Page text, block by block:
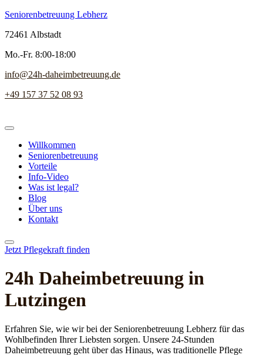
Seniorenbetreuung Lebherz
72461 Albstadt
Mo.-Fr. 8:00-18:00
info@24h-daheimbetreuung.de
+49 157 37 52 08 93
Willkommen
Seniorenbetreuung
Vorteile
Info-Video
Was ist legal?
Blog
Über uns
Kontakt
Jetzt Pflegekraft finden
24h Daheim­betreuung in
Lutzingen
Erfahren Sie, wie wir bei der Seniorenbetreuung Lebherz für das
Wohlbefinden Ihrer Liebsten sorgen. Unsere 24-Stunden
Daheimbetreuung geht über das Hinaus, was traditionelle Pflege